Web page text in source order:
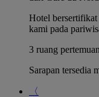
Hotel bersertifikat
kami pada
3 ruang
Sarapan tersedia
〈